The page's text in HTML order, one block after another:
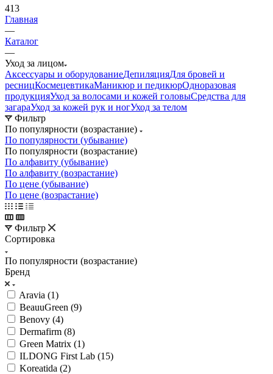
413
Главная
—
Каталог
—
Уход за лицом
Аксессуары и оборудованиеДепиляцияДля бровей и
ресницКосмецевтикаМаникюр и педикюрОдноразовая
продукцияУход за волосами и кожей головыСредства для
загараУход за кожей рук и ногУход за телом
Фильтр
По популярности (возрастание)
По популярности (убывание)
По популярности (возрастание)
По алфавиту (убывание)
По алфавиту (возрастание)
По цене (убывание)
По цене (возрастание)
Фильтр
Сортировка
По популярности (возрастание)
Бренд
Aravia (1)
BeauuGreen (9)
Benovy (4)
Dermafirm (8)
Green Matrix (1)
ILDONG First Lab (15)
Koreatida (2)